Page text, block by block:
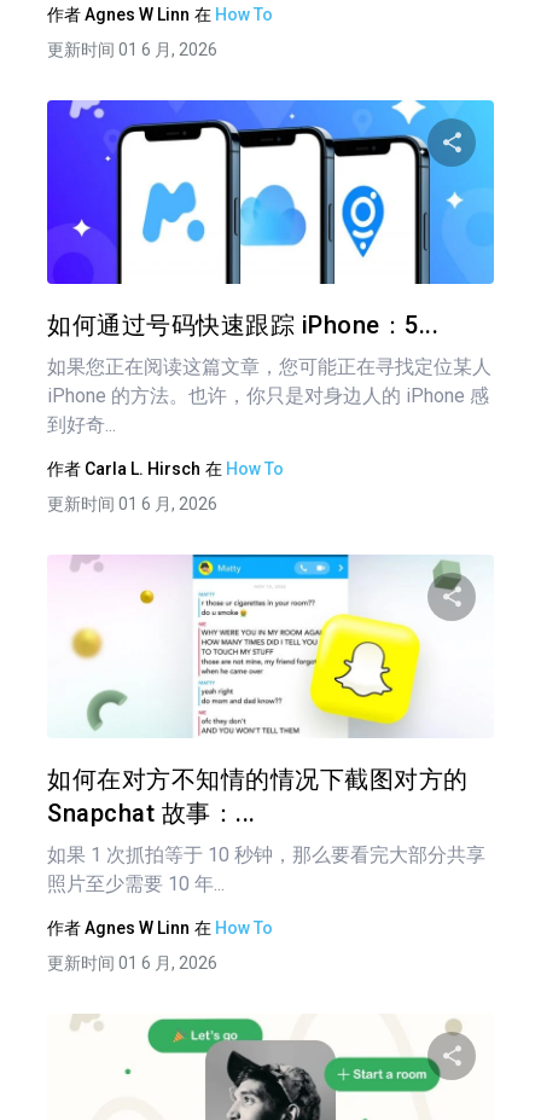
作者Agnes W Linn 在 How To
更新时间 01 6 月, 2026
如何通过号码快速跟踪 iPhone：5...
如果您正在阅读这篇文章，您可能正在寻找定位某人
iPhone 的方法。也许，你只是对身边人的 iPhone 感
到好奇...
作者 Carla L. Hirsch 在 How To
更新时间 01 6 月, 2026
如何在对方不知情的情况下截图对方的
Snapchat 故事：...
如果 1 次抓拍等于 10 秒钟，那么要看完大部分共享
照片至少需要 10 年...
作者Agnes W Linn 在 How To
更新时间 01 6 月, 2026